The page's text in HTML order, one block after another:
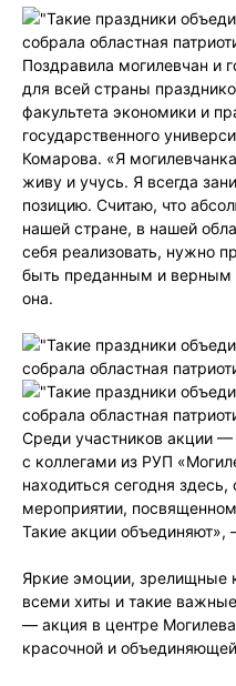
Поздравила могилевчан и
для всей страны
факультета экономики и
государственного
Комарова. «Я
живу и учусь. Я всегда
позицию. Считаю, что
нашей стране, в нашей
себя реализовать, нужно
быть преданным и верным
она.
Среди участников акции
с коллегами из РУП
находиться сегодня
мероприятии,
Такие акции
Яркие эмоции, зрелищные
всеми хиты и такие
— акция в центре
красочной и